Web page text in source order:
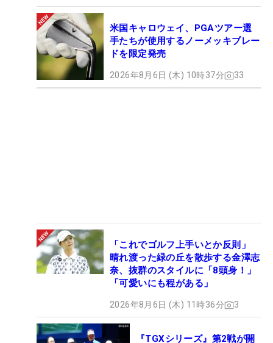
米国キャロウェイ、PGAツアー選
手たちが使用するノーメッキブレー
ドを限定発売
2026年8月6日 (木) 10時37分 33
「これでゴルフ上手いとか反則」
晴れ渡った緑の丘を散歩する金澤志
奈、抜群のスタイルに「8頭身！」
「可愛いにも程がある」
2026年8月6日 (木) 11時36分 3
『TGXシリーズ』第2戦が開